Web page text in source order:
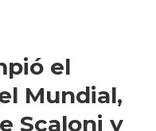
el
Mundial,
Scaloni y